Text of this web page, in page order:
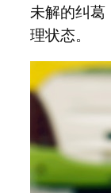
未解的纠葛
理状态。